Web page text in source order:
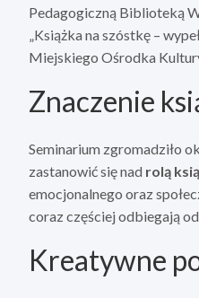
Pedagogiczną Biblioteką
„Książka na szóstkę –
Miejskiego Ośrodka
Znaczenie
Seminarium zgromadziło
zastanowić się nad rolą
emocjonalnego oraz
coraz częściej odbiegają
Kreatywne